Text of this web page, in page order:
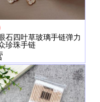
石四叶草玻璃手链弹力
珍珠手链